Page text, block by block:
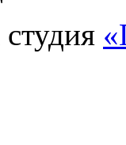
студия